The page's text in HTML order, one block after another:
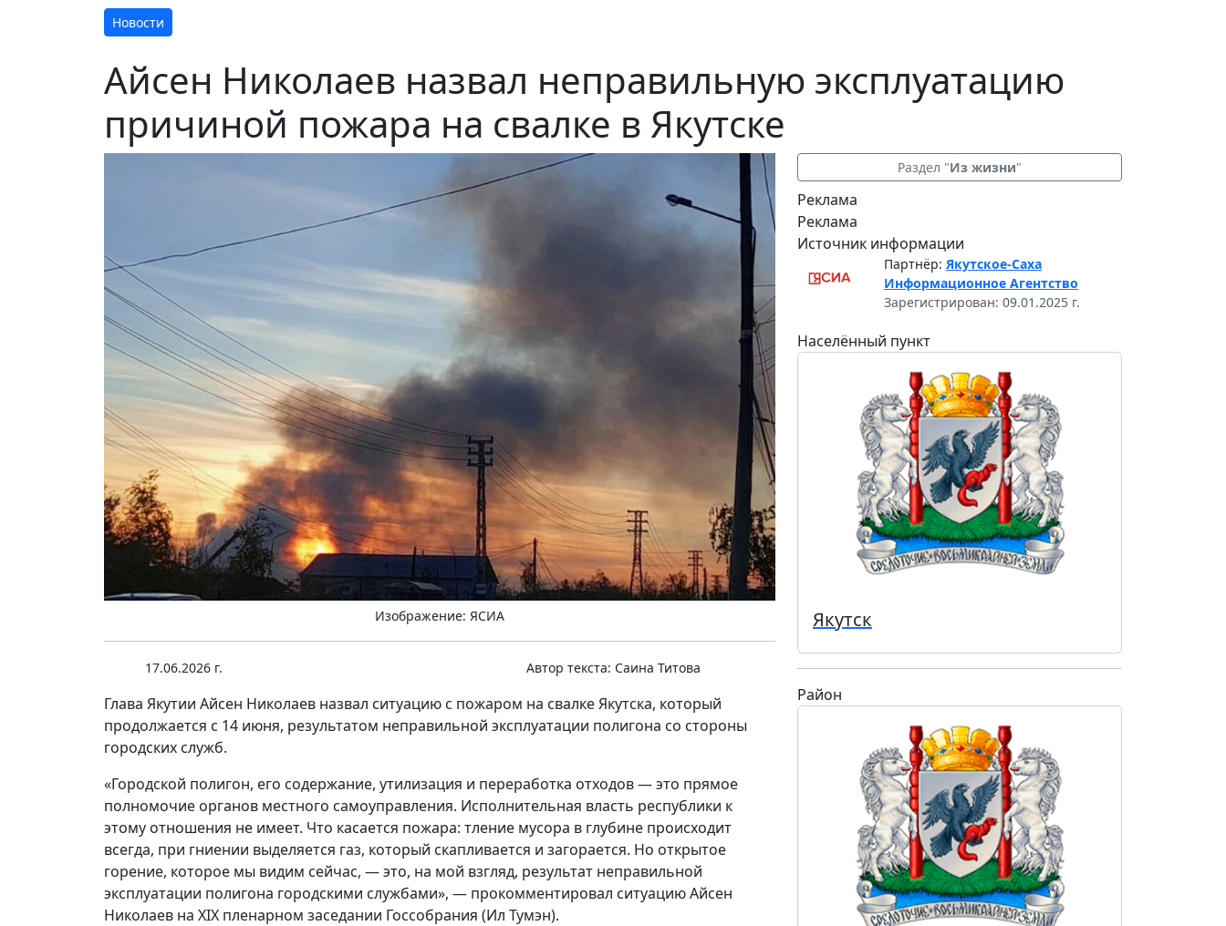
Новости
Айсен Николаев назвал неправильную эксплуатацию
причиной пожара на свалке в Якутске
Изображение: ЯСИА
17.06.2026 г. Автор текста: Саина Титова
Глава Якутии Айсен Николаев назвал ситуацию с пожаром на свалке Якутска, который
продолжается с 14 июня, результатом неправильной эксплуатации полигона со стороны
городских служб.
«Городской полигон, его содержание, утилизация и переработка отходов — это прямое
полномочие органов местного самоуправления. Исполнительная власть республики к
этому отношения не имеет. Что касается пожара: тление мусора в глубине происходит
всегда, при гниении выделяется газ, который скапливается и загорается. Но открытое
горение, которое мы видим сейчас, — это, на мой взгляд, результат неправильной
эксплуатации полигона городскими службами», — прокомментировал ситуацию Айсен
Николаев на XIX пленарном заседании Госсобрания (Ил Тумэн).
Раздел "Из жизни"
Реклама
Реклама
Источник информации
Партнёр: Якутское-Саха
Информационное Агентство
Зарегистрирован: 09.01.2025 г.
Населённый пункт
Якутск
Район